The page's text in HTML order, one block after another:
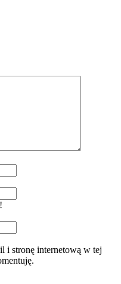
i stronę internetową w tej